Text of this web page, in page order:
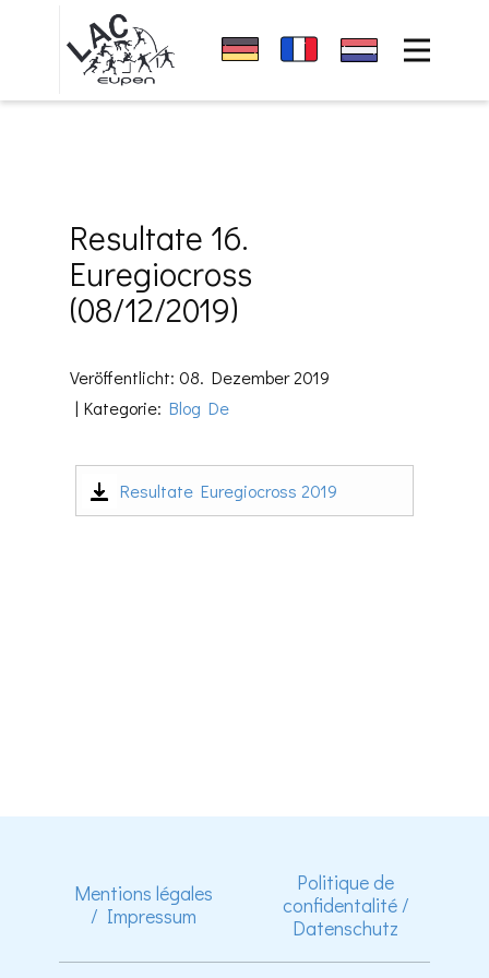
Startseite
Events
Resultate
Kontakt
Resultate 16.
Euregiocross
(08/12/2019)
Veröffentlicht: 08. Dezember 2019
Kategorie: Blog De
Resultate Euregiocross 2019
Mentions légales
/ Impressum
Politique de
confidentalité /
Datenschutz